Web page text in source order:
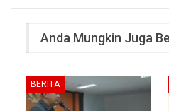
Anda Mungkin Juga
BERITA